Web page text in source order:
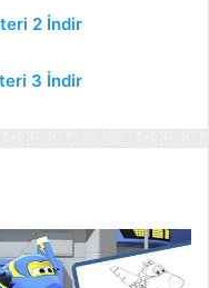
2 İndir
3 İndir